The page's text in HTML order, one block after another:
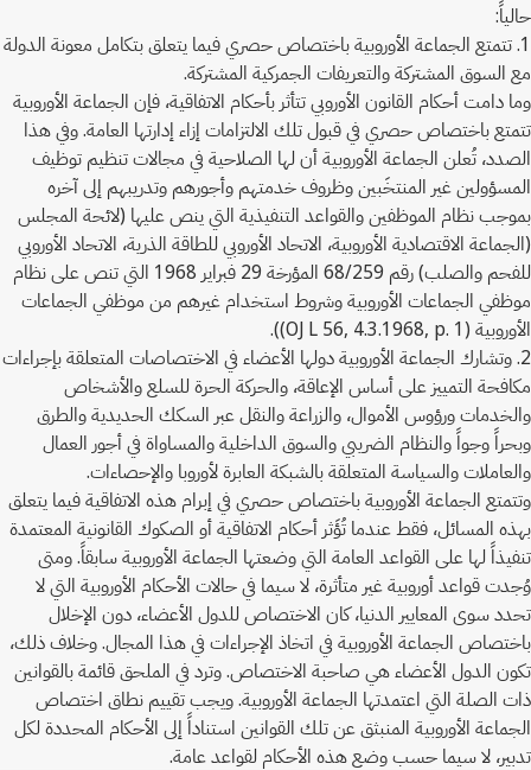
حالياً:
1. تتمتع الجماعة الأوروبية باختصاص حصري فيما يتعلق بتكامل معونة الدولة
مع السوق المشتركة والتعريفات الجمركية المشتركة.
وما دامت أحكام القانون الأوروبي تتأثر بأحكام الاتفاقية، فإن الجماعة الأوروبية
تتمتع باختصاص حصري في قبول تلك الالتزامات إزاء إدارتها العامة. وفي هذا
الصدد، تُعلن الجماعة الأوروبية أن لها الصلاحية في مجالات تنظيم توظيف
المسؤولين غير المنتخَبين وظروف خدمتهم وأجورهم وتدريبهم إلى آخره
بموجب نظام الموظفين والقواعد التنفيذية التي ينص عليها (لائحة المجلس
(الجماعة الاقتصادية الأوروبية، الاتحاد الأوروبي للطاقة الذرية، الاتحاد الأوروبي
للفحم والصلب) رقم 68/259 المؤرخة 29 فبراير 1968 التي تنص على نظام
موظفي الجماعات الأوروبية وشروط استخدام غيرهم من موظفي الجماعات
الأوروبية (OJ L 56, 4.3.1968, p. 1)).
2. وتشارك الجماعة الأوروبية دولها الأعضاء في الاختصاصات المتعلقة بإجراءات
مكافحة التمييز على أساس الإعاقة، والحركة الحرة للسلع والأشخاص
والخدمات ورؤوس الأموال، والزراعة والنقل عبر السكك الحديدية والطرق
وبحراً وجواً والنظام الضريبي والسوق الداخلية والمساواة في أجور العمال
والعاملات والسياسة المتعلقة بالشبكة العابرة لأوروبا والإحصاءات.
وتتمتع الجماعة الأوروبية باختصاص حصري في إبرام هذه الاتفاقية فيما يتعلق
بهذه المسائل، فقط عندما تُؤَثر أحكام الاتفاقية أو الصكوك القانونية المعتمدة
تنفيذاً لها على القواعد العامة التي وضعتها الجماعة الأوروبية سابقاً. ومتى
وُجدت قواعد أوروبية غير متأثرة، لا سيما في حالات الأحكام الأوروبية التي لا
تحدد سوى المعايير الدنيا، كان الاختصاص للدول الأعضاء، دون الإخلال
باختصاص الجماعة الأوروبية في اتخاذ الإجراءات في هذا المجال. وخلاف ذلك،
تكون الدول الأعضاء هي صاحبة الاختصاص. وترد في الملحق قائمة بالقوانين
ذات الصلة التي اعتمدتها الجماعة الأوروبية. ويجب تقييم نطاق اختصاص
الجماعة الأوروبية المنبثق عن تلك القوانين استناداً إلى الأحكام المحددة لكل
تدبير، لا سيما حسب وضع هذه الأحكام لقواعد عامة.